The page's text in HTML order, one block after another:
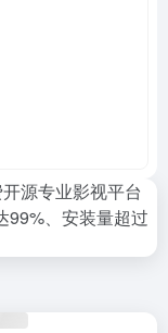
源专业影视平台
99%、安装量超过